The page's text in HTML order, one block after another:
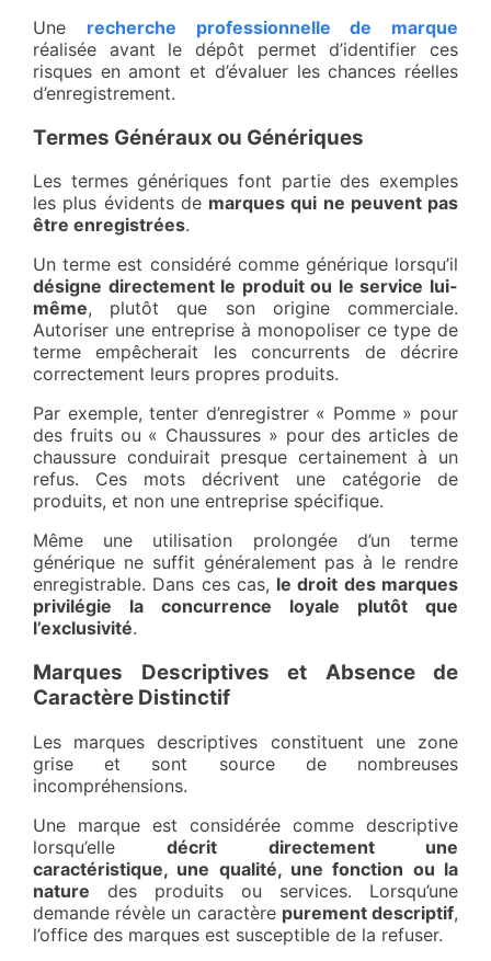
Une recherche professionnelle de marque
réalisée avant le dépôt permet d’identifier ces
risques en amont et d’évaluer les chances réelles
d’enregistrement.
Termes Généraux ou Génériques
Les termes génériques font partie des exemples
les plus évidents de marques qui ne peuvent pas
être enregistrées.
Un terme est considéré comme générique lorsqu’il
désigne directement le produit ou le service lui-
même, plutôt que son origine commerciale.
Autoriser une entreprise à monopoliser ce type de
terme empêcherait les concurrents de décrire
correctement leurs propres produits.
Par exemple, tenter d’enregistrer « Pomme » pour
des fruits ou « Chaussures » pour des articles de
chaussure conduirait presque certainement à un
refus. Ces mots décrivent une catégorie de
produits, et non une entreprise spécifique.
Même une utilisation prolongée d’un terme
générique ne suffit généralement pas à le rendre
enregistrable. Dans ces cas, le droit des marques
privilégie la concurrence loyale plutôt que
l’exclusivité.
Marques Descriptives et Absence de
Caractère Distinctif
Les marques descriptives constituent une zone
grise et sont source de nombreuses
incompréhensions.
Une marque est considérée comme descriptive
lorsqu’elledécrit directement une
caractéristique, une qualité, une fonction ou la
nature des produits ou services. Lorsqu’une
demande révèle un caractère purement descriptif,
l’office des marques est susceptible de la refuser.